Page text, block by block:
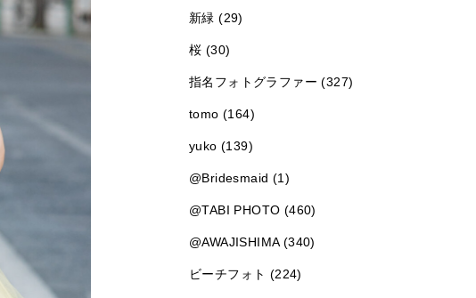
新緑 (29)
桜 (30)
指名フォトグラファー (327)
tomo (164)
yuko (139)
@Bridesmaid (1)
@TABI PHOTO (460)
@AWAJISHIMA (340)
ビーチフォト (224)